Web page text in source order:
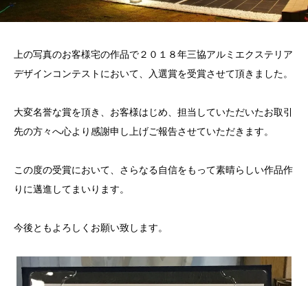
上の写真のお客様宅の作品で２０１８年三協アルミエクステリア
デザインコンテストにおいて、入選賞を受賞させて頂きました。
大変名誉な賞を頂き、お客様はじめ、担当していただいたお取引
先の方々へ心より感謝申し上げご報告させていただきます。
この度の受賞において、さらなる自信をもって素晴らしい作品作
りに邁進してまいります。
今後ともよろしくお願い致します。